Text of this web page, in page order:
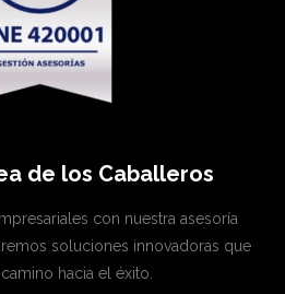
de los Caballeros
con nuestra asesoría
soluciones innovadoras que
hacia el éxito.